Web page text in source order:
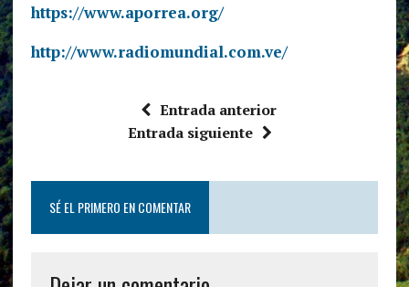
https://www.aporrea.org/
http://www.radiomundial.com.ve/
Entrada anterior
Entrada siguiente
SÉ EL PRIMERO EN COMENTAR